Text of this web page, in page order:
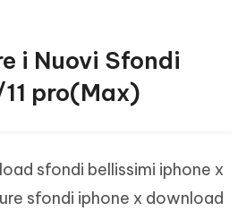
i Nuovi Sfondi
pro(Max)
sfondi bellissimi iphone x
sfondi iphone x download